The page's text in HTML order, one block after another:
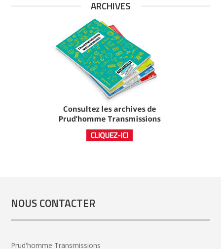
ARCHIVES
NOUS CONTACTER
Prud'homme Transmissions